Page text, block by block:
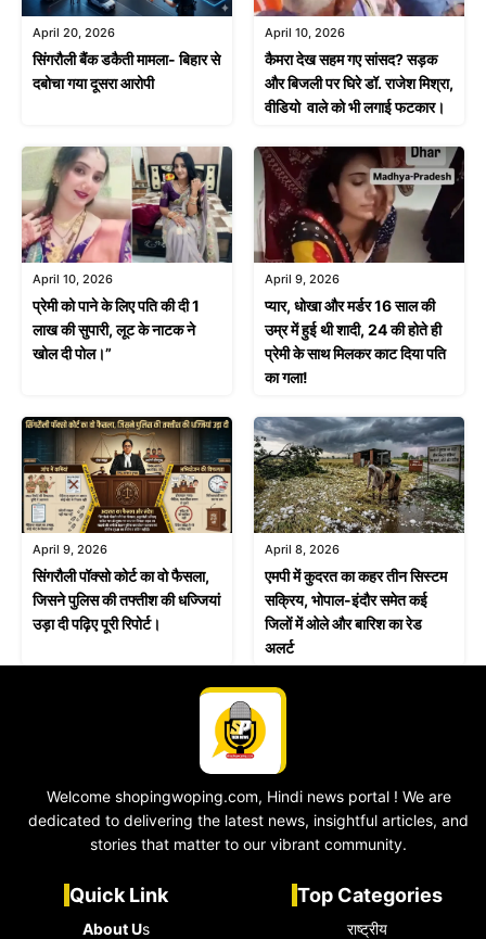
April 20, 2026
सिंगरौली बैंक डकैती मामला- बिहार से
दबोचा गया दूसरा आरोपी
April 10, 2026
कैमरा देख सहम गए सांसद? सड़क
और बिजली पर घिरे डॉ. राजेश मिश्रा,
वीडियो वाले को भी लगाई फटकार।
April 10, 2026
प्रेमी को पाने के लिए पति की दी 1
लाख की सुपारी, लूट के नाटक ने
खोल दी पोल।”
April 9, 2026
प्यार, धोखा और मर्डर 16 साल की
उम्र में हुई थी शादी, 24 की होते ही
प्रेमी के साथ मिलकर काट दिया पति
का गला!
April 9, 2026
सिंगरौली पॉक्सो कोर्ट का वो फैसला,
जिसने पुलिस की तफ्तीश की धज्जियां
उड़ा दी पढ़िए पूरी रिपोर्ट।
April 8, 2026
एमपी में कुदरत का कहर तीन सिस्टम
सक्रिय, भोपाल-इंदौर समेत कई
जिलों में ओले और बारिश का रेड
अलर्ट
Welcome shopingwoping.com, Hindi news portal ! We are
dedicated to delivering the latest news, insightful articles, and
stories that matter to our vibrant community.
Quick Link
About Us
Top Categories
राष्ट्रीय